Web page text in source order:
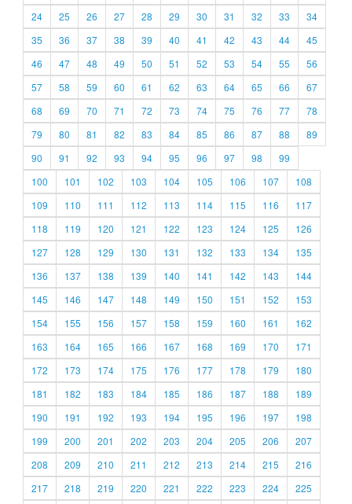
24
25 26 27 28 29 30 31 32 33
34
35
36 37 38 39 40 41 42 43 44
45
46
47 48 49 50 51 52 53 54 55
56
57
58 59 60 61 62 63 64 65 66
67
68
69 70 71 72 73 74 75 76 77
78
79
80 81 82 83 84 85 86 87 88
89
90
91 92 93 94 95 96 97 98
99
100
101 102 103 104 105 106 107
108
109
110 111 112 113 114 115 116
117
118
119 120 121 122 123 124 125
126
127
128 129 130 131 132 133 134
135
136
137 138 139 140 141 142 143
144
145
146 147 148 149 150 151 152
153
154
155 156 157 158 159 160 161
162
163
164 165 166 167 168 169 170
171
172
173 174 175 176 177 178 179
180
181
182 183 184 185 186 187 188
189
190
191 192 193 194 195 196 197
198
199
200 201 202 203 204 205 206
207
208
209 210 211 212 213 214 215
216
217
218 219 220 221 222 223 224
225